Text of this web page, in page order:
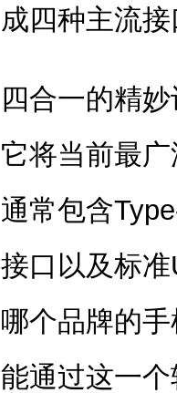
成四种主流
四合一的精
它将当前最
通常包含
接口以及标
哪个品牌的
能通过这一